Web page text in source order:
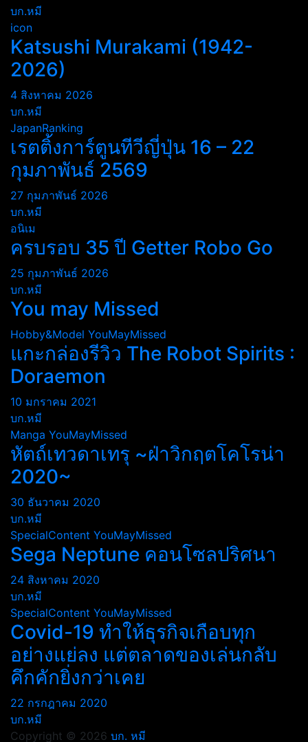
บก.หมี
icon
Katsushi Murakami (1942-
2026)
4 สิงหาคม 2026
บก.หมี
JapanRanking
เรตติ้งการ์ตูนทีวีญี่ปุ่น 16 – 22
กุมภาพันธ์ 2569
27 กุมภาพันธ์ 2026
บก.หมี
อนิเม
ครบรอบ 35 ปี Getter Robo Go
25 กุมภาพันธ์ 2026
บก.หมี
You may Missed
Hobby&Model YouMayMissed
แกะกล่องรีวิว The Robot Spirits :
Doraemon
10 มกราคม 2021
บก.หมี
Manga YouMayMissed
หัตถ์เทวดาเทรุ ~ฝ่าวิกฤตโคโรน่า
2020~
30 ธันวาคม 2020
บก.หมี
SpecialContent YouMayMissed
Sega Neptune คอนโซลปริศนา
24 สิงหาคม 2020
บก.หมี
SpecialContent YouMayMissed
Covid-19 ทำให้ธุรกิจเกือบทุก
อย่างแย่ลง แต่ตลาดของเล่นกลับ
คึกคักยิ่งกว่าเคย
22 กรกฎาคม 2020
บก.หมี
Copyright © 2026 บก. หมี